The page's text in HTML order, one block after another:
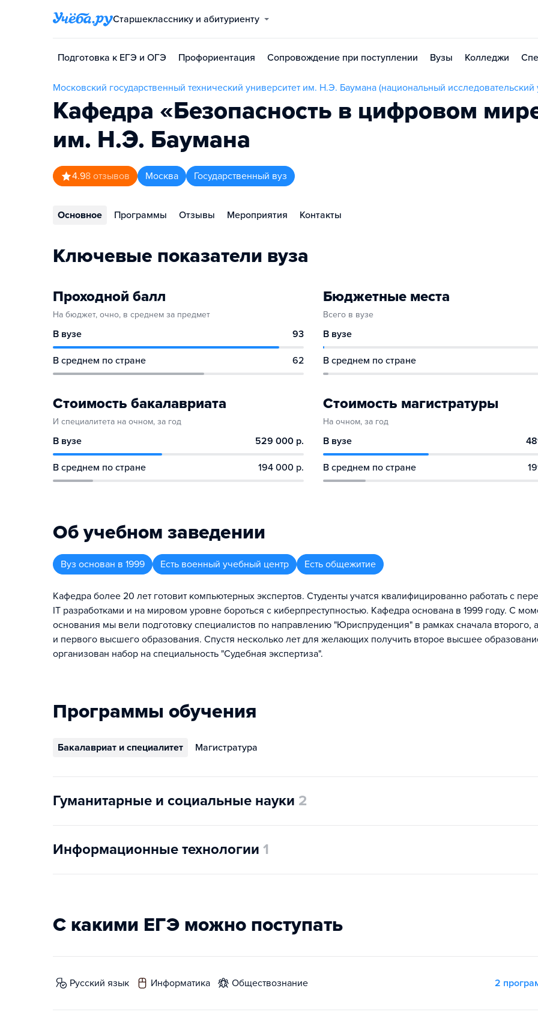
Старшекласснику и абитуриенту
Подготовка к ЕГЭ и ОГЭ Профориентация Сопровождение при поступлении Вузы Колледжи
Московский государственный технический университет им. Н.Э. Баумана (национальный исследовательский
Кафедра «Безопасность в цифровом
им. Н.Э. Баумана
4.98 отзывов Москва Государственный вуз
Основное Программы Отзывы Мероприятия Контакты
Ключевые показатели вуза
Проходной балл
На бюджет, очно, в среднем за предмет
В вузе 93
В среднем по стране 62
Бюджетные места
Всего в вузе
В вузе
В среднем по стране
Стоимость бакалавриата
И специалитета на очном, за год
В вузе 529 000 р.
В среднем по стране 194 000 р.
Стоимость магистратуры
На очном, за год
В вузе
В среднем по стране
Об учебном заведении
Вуз основан в 1999 Есть военный учебный центр Есть общежитие
Кафедра более 20 лет готовит компьютерных экспертов. Студенты учатся квалифицированно работать с
IT разработками и на мировом уровне бороться с киберпреступностью. Кафедра основана в 1999 году. C
основания мы вели подготовку специалистов по направлению "Юриспруденция" в рамках сначала второго,
и первого высшего образования. Спустя несколько лет для желающих получить второе высшее
организован набор на специальность "Судебная экспертиза".
Программы обучения
Бакалавриат и специалитет Магистратура
Гуманитарные и социальные науки 2
Информационные технологии 1
С какими ЕГЭ можно поступать
русский язык информатика обществознание 2